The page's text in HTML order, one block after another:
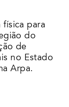
para
do
de
no Estado
Arpa.